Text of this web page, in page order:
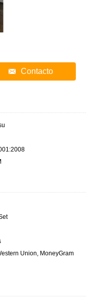
Contacto
Union, MoneyGram